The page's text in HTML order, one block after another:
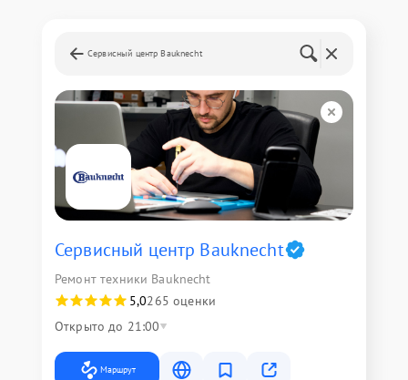
Сервисный центр Bauknecht
Сервисный центр Bauknecht
Ремонт техники Bauknecht
5,0265 оценки
Открыто до 21:00
Маршрут